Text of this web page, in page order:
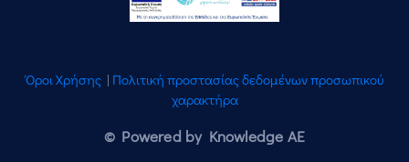
Όροι Χρήσης | Πολιτική προστασίας δεδομένων προσωπικού
χαρακτήρα
© Powered by Knowledge AE